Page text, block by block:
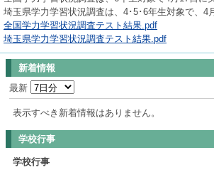
埼玉県学力学習状況調査は、4･5･6年生対象で、4
全国学力学習状況調査テスト結果.pdf
埼玉県学力学習状況調査テスト結果.pdf
新着情報
最新
表示すべき新着情報はありません。
学校行事
学校行事